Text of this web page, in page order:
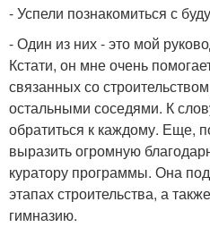
- Успели познакомиться с
- Один из них - это мой
Кстати, он мне очень
связанных со
остальными соседями. К
обратиться к каждому. Еще,
выразить огромную
куратору программы. Она
этапах строительства, а
гимназию.